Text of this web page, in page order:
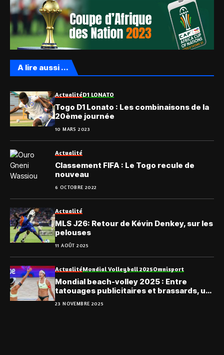
A lire aussi ...
ActualitéD1 LONATO
Togo D1 Lonato : Les combinaisons de la
20ème journée
10 MARS 2023
Actualité
Classement FIFA : Le Togo recule de
nouveau
6 OCTOBRE 2022
Actualité
MLS J26: Retour de Kévin Denkey, sur les
pelouses
11 AOÛT 2025
ActualitéMondial Volleyball 2025Omnisport
Mondial beach-volley 2025 : Entre
tatouages publicitaires et brassards, un
marketing sportif d’intensité
23 NOVEMBRE 2025